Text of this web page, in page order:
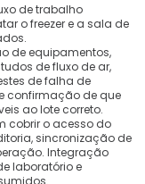
de trabalho
o freezer e a sala de
de equipamentos,
de fluxo de ar,
de falha de
confirmação de que
ao lote correto.
cobrir o acesso do
sincronização de
Integração
laboratório e